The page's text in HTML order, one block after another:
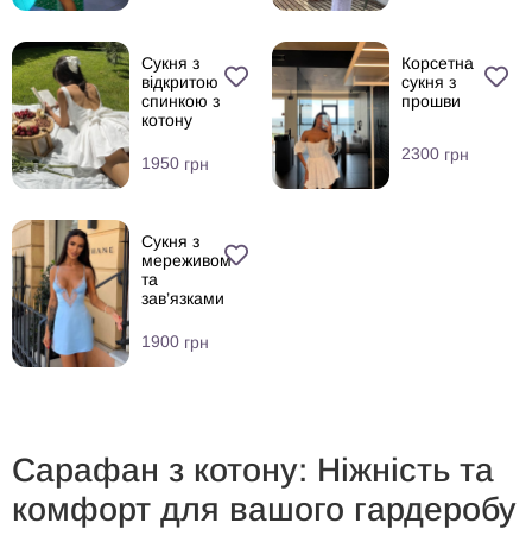
Сукня з
відкритою
спинкою з
котону
1950 грн
Корсетна
сукня з
прошви
2300 грн
Сукня з
мереживом
та
зав’язками
1900 грн
Сарафан з котону: Ніжність та
комфорт для вашого гардеробу